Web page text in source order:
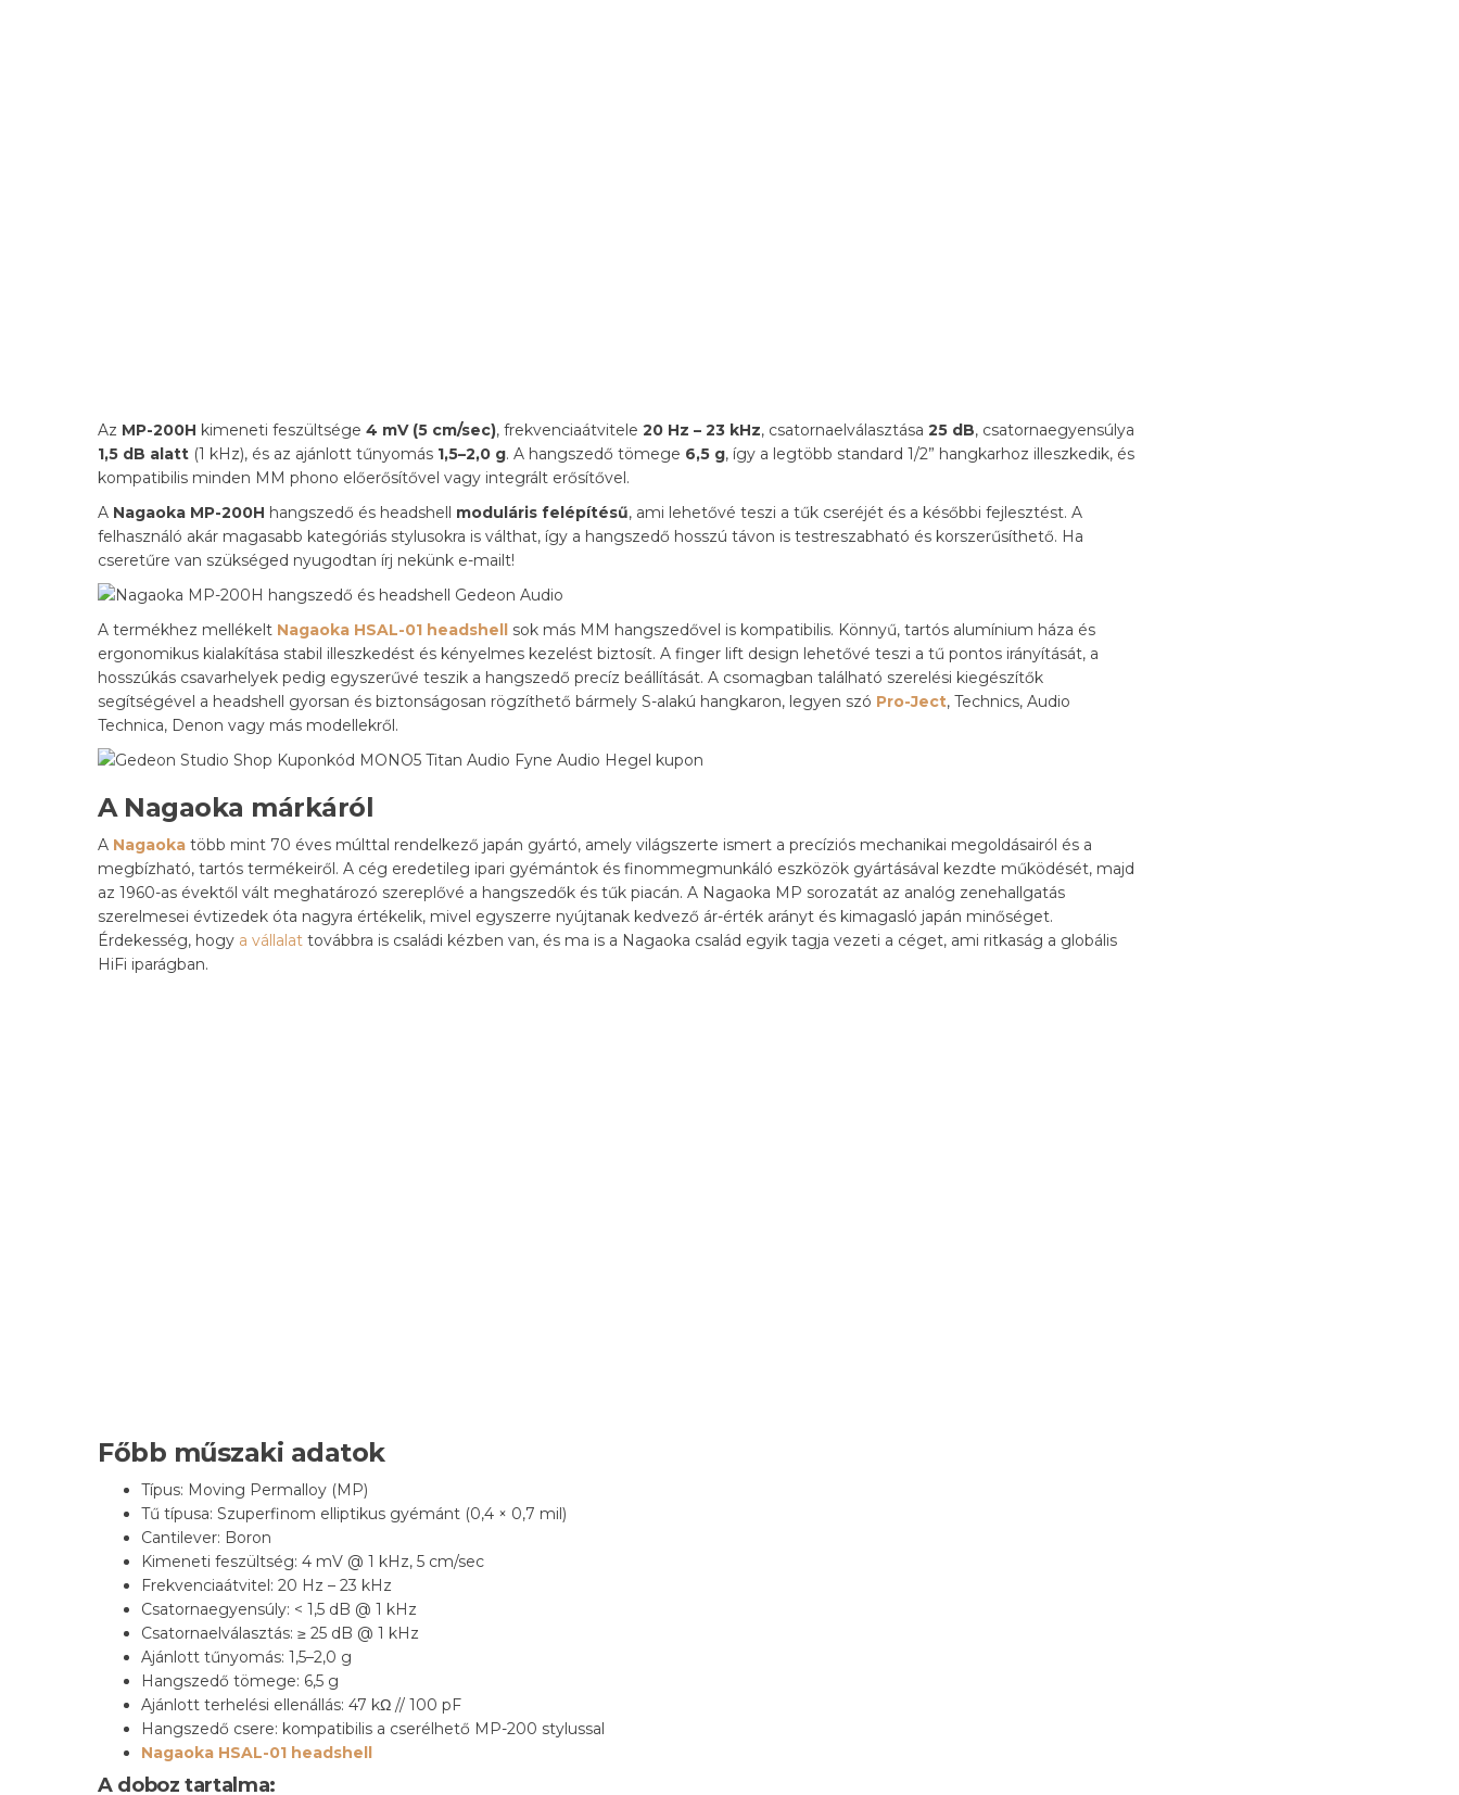
Az MP-200H kimeneti feszültsége 4 mV (5 cm/sec), frekvenciaátvitele 20 Hz – 23 kHz, csatornaelválasztása 25 dB, csatornaegyensúlya
1,5 dB alatt (1 kHz), és az ajánlott tűnyomás 1,5–2,0 g. A hangszedő tömege 6,5 g, így a legtöbb standard 1/2” hangkarhoz illeszkedik, és
kompatibilis minden MM phono előerősítővel vagy integrált erősítővel.
A Nagaoka MP-200H hangszedő és headshell moduláris felépítésű, ami lehetővé teszi a tűk cseréjét és a későbbi fejlesztést. A
felhasználó akár magasabb kategóriás stylusokra is válthat, így a hangszedő hosszú távon is testreszabható és korszerűsíthető. Ha
cseretűre van szükséged nyugodtan írj nekünk e-mailt!
A termékhez mellékelt Nagaoka HSAL-01 headshell sok más MM hangszedővel is kompatibilis. Könnyű, tartós alumínium háza és
ergonomikus kialakítása stabil illeszkedést és kényelmes kezelést biztosít. A finger lift design lehetővé teszi a tű pontos irányítását, a
hosszúkás csavarhelyek pedig egyszerűvé teszik a hangszedő precíz beállítását. A csomagban található szerelési kiegészítők
segítségével a headshell gyorsan és biztonságosan rögzíthető bármely S-alakú hangkaron, legyen szó Pro-Ject, Technics, Audio
Technica, Denon vagy más modellekről.
A Nagaoka márkáról
A Nagaoka több mint 70 éves múlttal rendelkező japán gyártó, amely világszerte ismert a precíziós mechanikai megoldásairól és a
megbízható, tartós termékeiről. A cég eredetileg ipari gyémántok és finommegmunkáló eszközök gyártásával kezdte működését, majd
az 1960-as évektől vált meghatározó szereplővé a hangszedők és tűk piacán. A Nagaoka MP sorozatát az analóg zenehallgatás
szerelmesei évtizedek óta nagyra értékelik, mivel egyszerre nyújtanak kedvező ár-érték arányt és kimagasló japán minőséget.
Érdekesség, hogy a vállalat továbbra is családi kézben van, és ma is a Nagaoka család egyik tagja vezeti a céget, ami ritkaság a globális
HiFi iparágban.
Főbb műszaki adatok
Típus: Moving Permalloy (MP)
Tű típusa: Szuperfinom elliptikus gyémánt (0,4 × 0,7 mil)
Cantilever: Boron
Kimeneti feszültség: 4 mV @ 1 kHz, 5 cm/sec
Frekvenciaátvitel: 20 Hz – 23 kHz
Csatornaegyensúly: < 1,5 dB @ 1 kHz
Csatornaelválasztás: ≥ 25 dB @ 1 kHz
Ajánlott tűnyomás: 1,5–2,0 g
Hangszedő tömege: 6,5 g
Ajánlott terhelési ellenállás: 47 kΩ // 100 pF
Hangszedő csere: kompatibilis a cserélhető MP-200 stylussal
Nagaoka HSAL-01 headshell
A doboz tartalma: